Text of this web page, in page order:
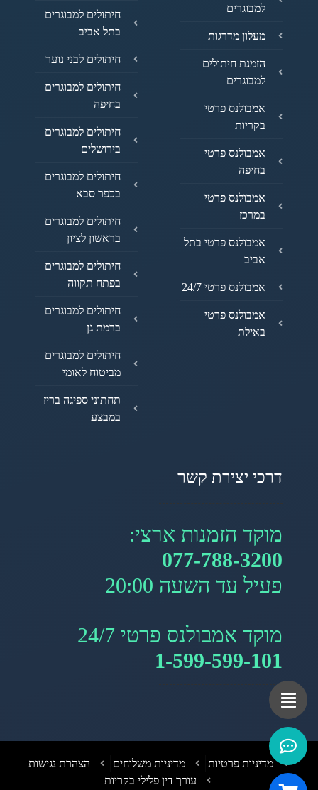
למבוגרים
מעלון מדרגות
הזמנת חיתולים
למבוגרים
אמבולנס פרטי
בקריות
אמבולנס פרטי
בחיפה
אמבולנס פרטי
במרכז
אמבולנס פרטי בתל
אביב
אמבולנס פרטי 24/7
אמבולנס פרטי
באילת
חיתולים למבוגרים
בתל אביב
חיתולים לבני נוער
חיתולים למבוגרים
בחיפה
חיתולים למבוגרים
בירושלים
חיתולים למבוגרים
בכפר סבא
חיתולים למבוגרים
בראשון לציון
חיתולים למבוגרים
בפתח תקווה
חיתולים למבוגרים
ברמת גן
חיתולים למבוגרים
מביטוח לאומי
תחתוני ספיגה בריז
במבצע
דרכי יצירת קשר
מוקד הזמנות ארצי:
077-788-3200
פעיל עד השעה 20:00
מוקד אמבולנס פרטי 24/7
1-599-599-101
מדיניות פרטיות מדיניות משלוחים
הצהרת נגישות
עורך דין פלילי בקריות